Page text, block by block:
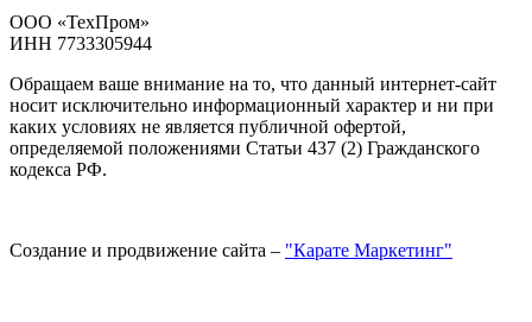
ООО «ТехПром»
ИНН 7733305944
Обращаем ваше внимание на то, что данный интернет-сайт
носит исключительно информационный характер и ни при
каких условиях не является публичной офертой,
определяемой положениями Статьи 437 (2) Гражданского
кодекса РФ.
Создание и продвижение сайта – "Карате Маркетинг"